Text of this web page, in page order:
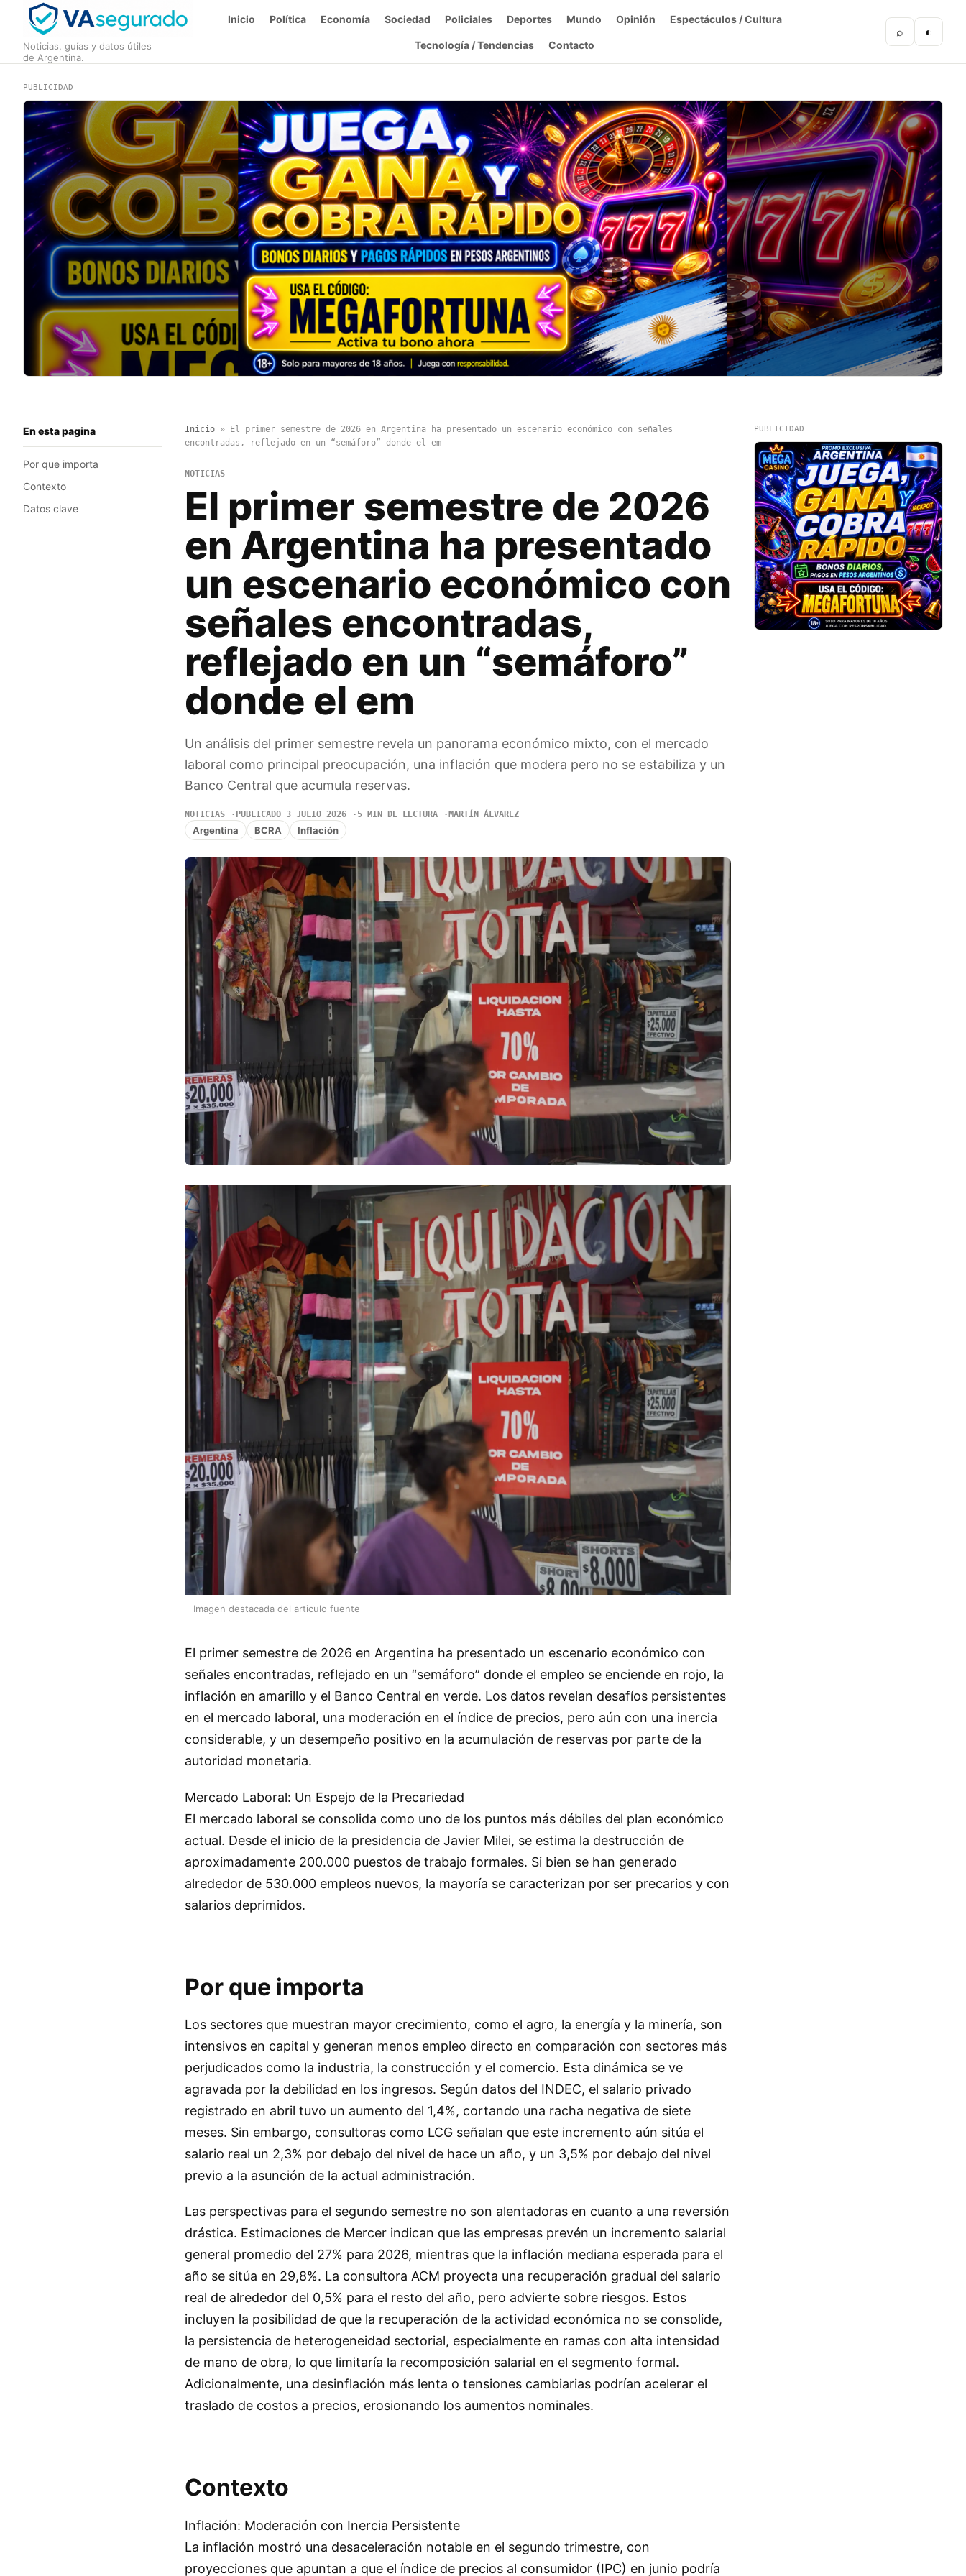
Noticias, guías y datos útiles
de Argentina.
Inicio Política Economía Sociedad Policiales Deportes Mundo Opinión Espectáculos / Cultura
Tecnología / Tendencias Contacto
⌕ ◐
PUBLICIDAD
En esta pagina
Por que importa
Contexto
Datos clave
Inicio»
El primer semestre de 2026 en Argentina ha presentado un escenario económico con señales
encontradas, reflejado en un “semáforo” donde el em
NOTICIAS
El primer semestre de 2026
en Argentina ha presentado
un escenario económico con
señales encontradas,
reflejado en un “semáforo”
donde el em
Un análisis del primer semestre revela un panorama económico mixto, con el mercado
laboral como principal preocupación, una inflación que modera pero no se estabiliza y un
Banco Central que acumula reservas.
NOTICIAS PUBLICADO 3 JULIO 2026 5 MIN DE LECTURA MARTÍN ÁLVAREZ
Argentina BCRA Inflación
Imagen destacada del articulo fuente
El primer semestre de 2026 en Argentina ha presentado un escenario económico con
señales encontradas, reflejado en un “semáforo” donde el empleo se enciende en rojo, la
inflación en amarillo y el Banco Central en verde. Los datos revelan desafíos persistentes
en el mercado laboral, una moderación en el índice de precios, pero aún con una inercia
considerable, y un desempeño positivo en la acumulación de reservas por parte de la
autoridad monetaria.
Mercado Laboral: Un Espejo de la Precariedad
El mercado laboral se consolida como uno de los puntos más débiles del plan económico
actual. Desde el inicio de la presidencia de Javier Milei, se estima la destrucción de
aproximadamente 200.000 puestos de trabajo formales. Si bien se han generado
alrededor de 530.000 empleos nuevos, la mayoría se caracterizan por ser precarios y con
salarios deprimidos.
Por que importa
Los sectores que muestran mayor crecimiento, como el agro, la energía y la minería, son
intensivos en capital y generan menos empleo directo en comparación con sectores más
perjudicados como la industria, la construcción y el comercio. Esta dinámica se ve
agravada por la debilidad en los ingresos. Según datos del INDEC, el salario privado
registrado en abril tuvo un aumento del 1,4%, cortando una racha negativa de siete
meses. Sin embargo, consultoras como LCG señalan que este incremento aún sitúa el
salario real un 2,3% por debajo del nivel de hace un año, y un 3,5% por debajo del nivel
previo a la asunción de la actual administración.
Las perspectivas para el segundo semestre no son alentadoras en cuanto a una reversión
drástica. Estimaciones de Mercer indican que las empresas prevén un incremento salarial
general promedio del 27% para 2026, mientras que la inflación mediana esperada para el
año se sitúa en 29,8%. La consultora ACM proyecta una recuperación gradual del salario
real de alrededor del 0,5% para el resto del año, pero advierte sobre riesgos. Estos
incluyen la posibilidad de que la recuperación de la actividad económica no se consolide,
la persistencia de heterogeneidad sectorial, especialmente en ramas con alta intensidad
de mano de obra, lo que limitaría la recomposición salarial en el segmento formal.
Adicionalmente, una desinflación más lenta o tensiones cambiarias podrían acelerar el
traslado de costos a precios, erosionando los aumentos nominales.
Contexto
Inflación: Moderación con Inercia Persistente
La inflación mostró una desaceleración notable en el segundo trimestre, con
proyecciones que apuntan a que el índice de precios al consumidor (IPC) en junio podría
PUBLICIDAD